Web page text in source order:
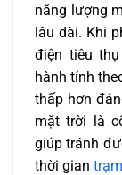
năng lượng
lâu dài. Khi
điện tiêu
hành tính
thấp hơn
mặt trời là
giúp tránh
thời gian